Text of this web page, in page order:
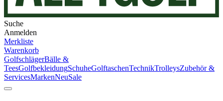
Suche
Anmelden
Merkliste
Warenkorb
GolfschlägerBälle &
TeesGolfbekleidungSchuheGolftaschenTechnikTrolleysZubehör &
ServicesMarkenNeuSale